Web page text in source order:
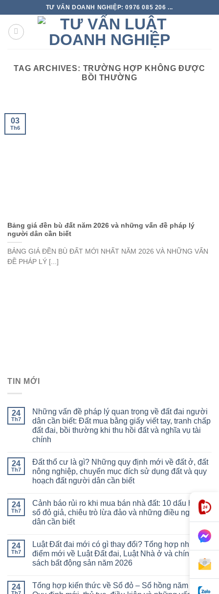
TƯ VẤN DOANH NGHIỆP: 0976 085 206 ...
TAG ARCHIVES: TRƯỜNG HỢP KHÔNG ĐƯỢC
BỒI THƯỜNG
Bảng giá đền bù đất năm 2026 và những vấn đề pháp lý
người dân cần biết
BẢNG GIÁ ĐỀN BÙ ĐẤT MỚI NHẤT NĂM 2026 VÀ NHỮNG VẤN
ĐỀ PHÁP LÝ [...]
03
Th6
TIN MỚI
24
Th7
Những vấn đề pháp lý quan trọng về đất đai người
dân cần biết: Đất mua bằng giấy viết tay, tranh chấp
đất đai, bồi thường khi thu hồi đất và nghĩa vụ tài
chính
24
Th7
Đất thổ cư là gì? Những quy định mới về đất ở, đất
nông nghiệp, chuyển mục đích sử dụng đất và quy
hoạch đất người dân cần biết
24
Th7
Cảnh báo rủi ro khi mua bán nhà đất: 10 dấu hiệu
sổ đỏ giả, chiêu trò lừa đảo và những điều người
dân cần biết
24
Th7
Luật Đất đai mới có gì thay đổi? Tổng hợp những
điểm mới về Luật Đất đai, Luật Nhà ở và chính
sách bất động sản năm 2026
24
Tổng hợp kiến thức về Sổ đỏ – Sổ hồng năm 2026: